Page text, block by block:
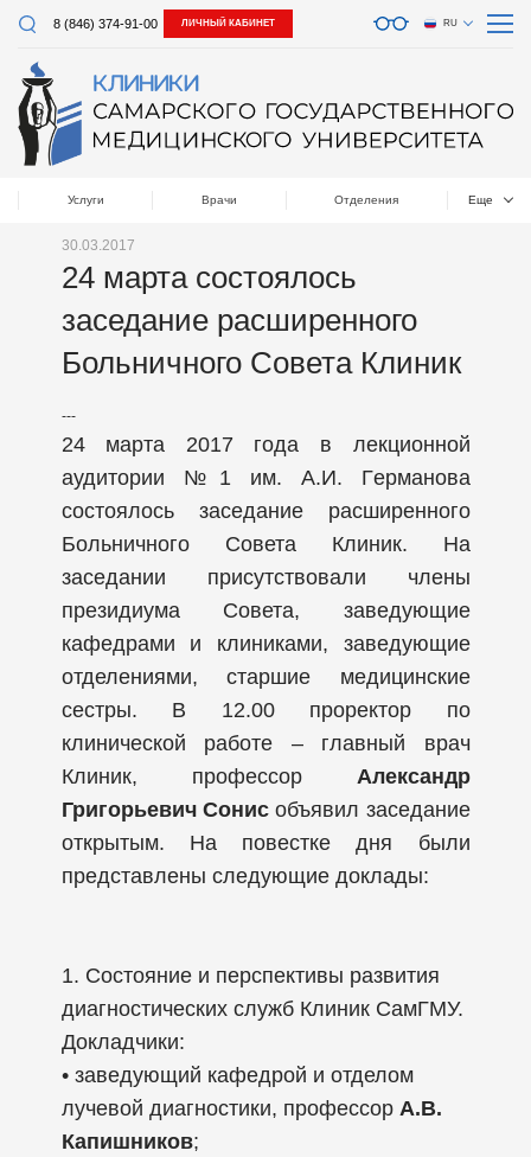
8 (846) 374-91-00 ЛИЧНЫЙ КАБИНЕТ RU
Услуги Врачи Отделения Еще
30.03.2017
24 марта состоялось
заседание расширенного
Больничного Совета Клиник
---
24 марта 2017 года в лекционной
аудитории №1 им. А.И. Германова
состоялось заседание расширенного
Больничного Совета Клиник. На
заседании присутствовали члены
президиума Совета, заведующие
кафедрами и клиниками, заведующие
отделениями, старшие медицинские
сестры. В 12.00 проректор по
клинической работе – главный врач
Клиник, профессор Александр
Григорьевич Сонисобъявил заседание
открытым. На повестке дня были
представлены следующие доклады:
1. Состояние и перспективы развития
диагностических служб Клиник СамГМУ.
Докладчики:
• заведующий кафедрой и отделом
лучевой диагностики, профессор А.В.
Капишников;